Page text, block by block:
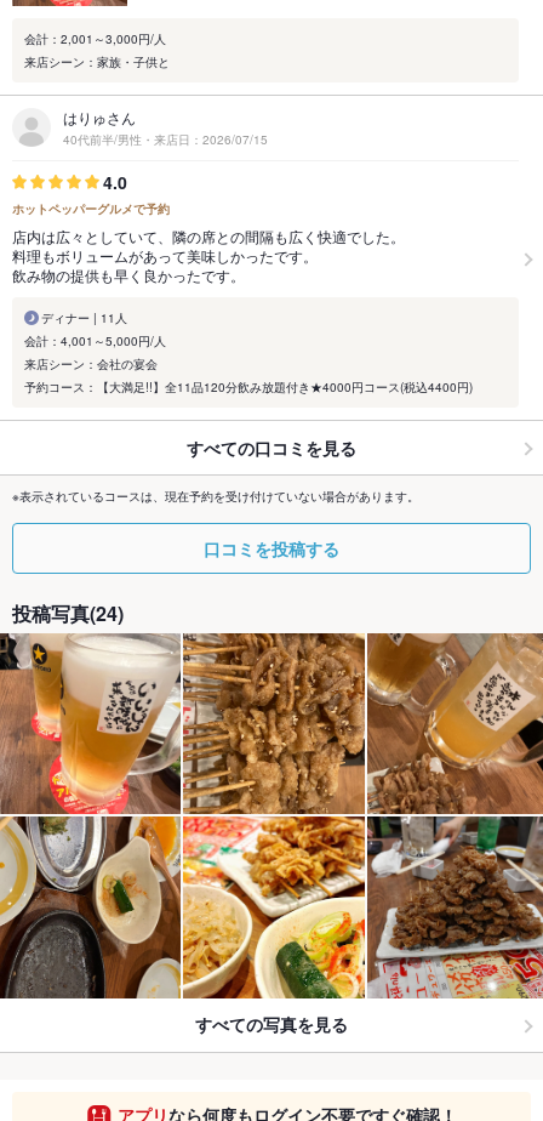
会計：2,001～3,000円/人
来店シーン：家族・子供と
はりゅさん
40代前半/男性・来店日：2026/07/15
4.0
ホットペッパーグルメで予約
店内は広々としていて、隣の席との間隔も広く快適でした。
料理もボリュームがあって美味しかったです。
飲み物の提供も早く良かったです。
ディナー | 11人
会計：4,001～5,000円/人
来店シーン：会社の宴会
予約コース：【大満足!!】全11品120分飲み放題付き★4000円コース(税込4400円)
すべての口コミを見る
※表示されているコースは、現在予約を受け付けていない場合があります。
口コミを投稿する
投稿写真(24)
すべての写真を見る
アプリなら何度もログイン不要ですぐ確認！